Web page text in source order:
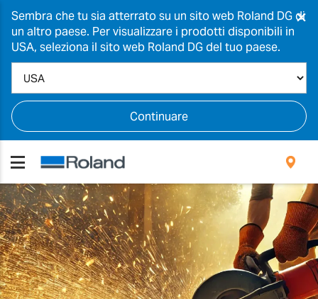
Sembra che tu sia atterrato su un sito web Roland DG di
un altro paese. Per visualizzare i prodotti disponibili in
USA, seleziona il sito web Roland DG del tuo paese.
Continuare
×